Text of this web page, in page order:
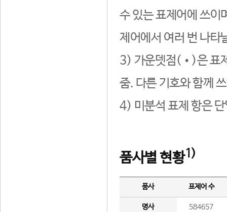
수 있는 표제어에 쓰이
제어에서 여러 번 나타
3) 가운뎃점(•)은 표
줌. 다른 기호와 함께
4) 미분석 표제 항은
품사별 현황1)
품사 표제어 수
명사 584657